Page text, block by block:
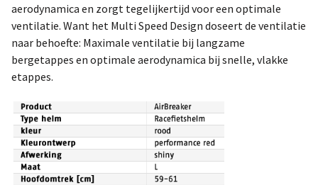
aerodynamica en zorgt tegelijkertijd voor een optimale
ventilatie. Want het Multi Speed Design doseert de ventilatie
naar behoefte: Maximale ventilatie bij langzame
bergetappes en optimale aerodynamica bij snelle, vlakke
etappes.